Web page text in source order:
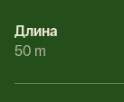
Длина
50 m